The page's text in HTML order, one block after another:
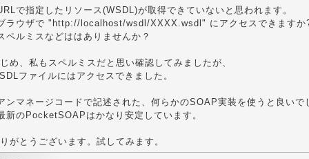
で指定したリソース(WSDL)が取得できていないと思われます。
ラウザで "http://localhost/wsdl/XXXX.wsdl" にアクセスできますか
ペルミスなどははありませんか？
め、私もスペルミスだと思い確認してみましたが、
ファイルにはアクセスできました。
ンマネージコードで記述された、何らかのSOAP実装を使うと良いで
新のPocketSOAPはかなり安定しています。
がとうございます。試してみます。